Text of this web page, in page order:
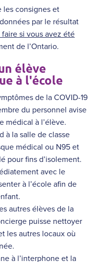
les consignes et
par le résultat
si vous avez été
de l’Ontario.
élève
à l'école
de la COVID-19
du personnel avise
médical à l’élève.
à la salle de classe
médical ou N95 et
pour fins d’isolement.
avec le
à l’école afin de
autres élèves de la
puisse nettoyer
les autres locaux où
à l’interphone et la